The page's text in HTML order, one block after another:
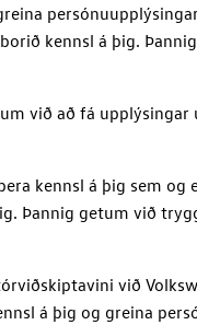
kennsl á þig.
við að fá
kennsl á þig sem og
Þannig getum við
við
á þig og greina